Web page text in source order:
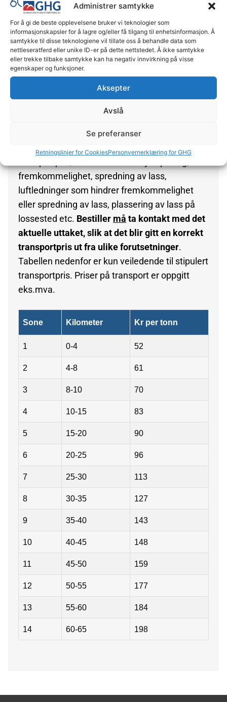
Administrer samtykke
For å gi de beste opplevelsene bruker vi teknologier som
informasjonskapsler for å lagre og/eller få tilgang til enhetsinformasjon. Å
samtykke til disse teknologiene vil tillate oss å behandle data som
nettleseratferd eller unike ID-er på dette nettstedet. Å ikke samtykke
eller trekke tilbake samtykke kan ha negativ innvirkning på visse
egenskaper og funksjoner.
Aksepter
Avslå
Se preferanser
Retningslinjer for CookiesPersonvernerklæring for GHG
Det beregnes pris på transport for minimum 12
tonn pr. lass.
Sone 1 til og med sone 4, vil det uansett bli
beregnet kr. 1.000,- eks.mva. pr. lass. Fra sone
5 vil sonelisten brukes, og beregnes med 12
tonn per lass.
Ved transport utover tabell, beregnes et tillegg
Andre ting som vil bli vurdert i forhold til
fremkommelighet, spredning av lass,
luftledninger som hindrer fremkommelighet
eller spredning av lass, plassering av lass på
lossested etc. Bestiller må ta kontakt med det
aktuelle uttaket, slik at det blir gitt en korrekt
transportpris ut fra ulike forutsetninger.
Tabellen nedenfor er kun veiledende til stipulert
transportpris. Priser på transport er oppgitt
eks.mva.
Sone Kilometer Kr per tonn
1 0-4 52
2 4-8 61
3 8-10 70
4 10-15 83
5 15-20 90
6 20-25 96
7 25-30 113
8 30-35 127
9 35-40 143
10 40-45 148
11 45-50 159
12 50-55 177
13 55-60 184
14 60-65 198